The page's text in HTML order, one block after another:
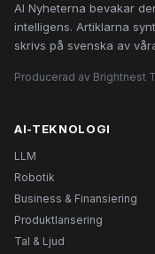
AI Nyheterna bevakar
intelligens. Artiklarna
skrivs på svenska av
Producerad av Brightnest
AI-TEKNOLOGI
LLM
Robotik
Business & Finansiering
Produktlansering
Tal & Ljud